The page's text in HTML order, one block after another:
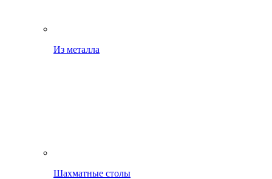
Из металла
Шахматные столы